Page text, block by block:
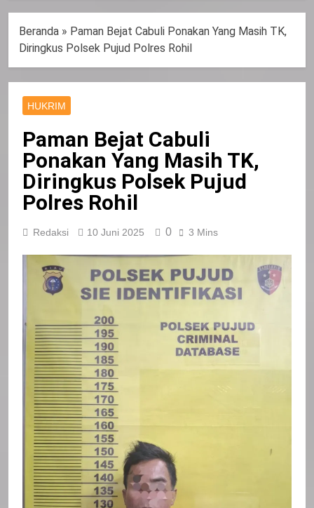
Beranda » Paman Bejat Cabuli Ponakan Yang Masih TK,
Diringkus Polsek Pujud Polres Rohil
HUKRIM
Paman Bejat Cabuli
Ponakan Yang Masih TK,
Diringkus Polsek Pujud
Polres Rohil
Redaksi 10 Juni 2025 0 3 Mins